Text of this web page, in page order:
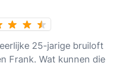
25-jarige bruiloft
Frank. Wat kunnen die